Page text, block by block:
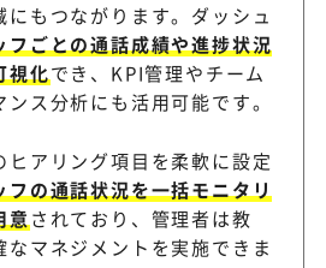
もつながります。ダッシュ
フごとの通話成績や進捗状況
視化でき、KPI管理やチーム
ス分析にも活用可能です。
ヒアリング項目を柔軟に設定
フの通話状況を一括モニタリ
意 されており、管理者は教
なマネジメントを実施できま